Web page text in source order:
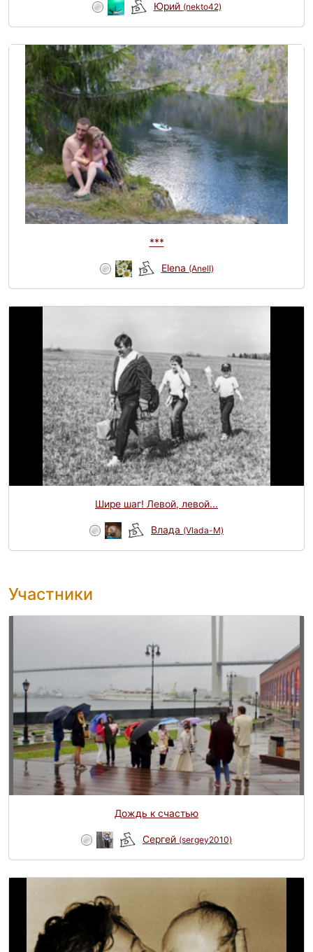
Юрий (nekto42)
***
Elena (Anell)
Шире шаг! Левой, левой...
Влада (Vlada-M)
Участники
Дождь к счастью
Сергей (sergey2010)